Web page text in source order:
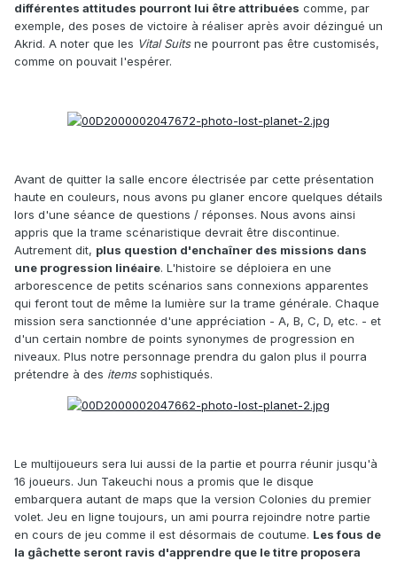
différentes attitudes pourront lui être attribuées comme, par
exemple, des poses de victoire à réaliser après avoir dézingué un
Akrid. A noter que les Vital Suitsne pourront pas être customisés,
comme on pouvait l'espérer.
Avant de quitter la salle encore électrisée par cette présentation
haute en couleurs, nous avons pu glaner encore quelques détails
lors d'une séance de questions / réponses. Nous avons ainsi
appris que la trame scénaristique devrait être discontinue.
Autrement dit, plus question d'enchaîner des missions dans
une progression linéaire. L'histoire se déploiera en une
arborescence de petits scénarios sans connexions apparentes
qui feront tout de même la lumière sur la trame générale. Chaque
mission sera sanctionnée d'une appréciation - A, B, C, D, etc. - et
d'un certain nombre de points synonymes de progression en
niveaux. Plus notre personnage prendra du galon plus il pourra
prétendre à des itemssophistiqués.
Le multijoueurs sera lui aussi de la partie et pourra réunir jusqu'à
16 joueurs. Jun Takeuchi nous a promis que le disque
embarquera autant de maps que la version Colonies du premier
volet. Jeu en ligne toujours, un ami pourra rejoindre notre partie
en cours de jeu comme il est désormais de coutume. Les fous de
la gâchette seront ravis d'apprendre que le titre proposera